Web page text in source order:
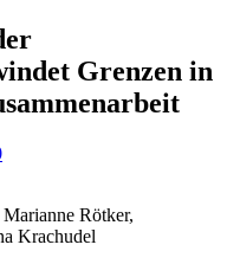
Grenzen in
Rötker,
Krachudel